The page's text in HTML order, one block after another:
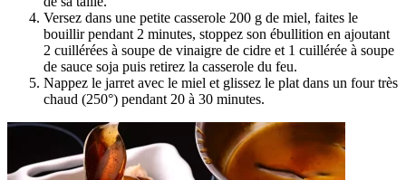
Versez dans une petite casserole 200 g de miel, faites le
bouillir pendant 2 minutes, stoppez son ébullition en ajoutant
2 cuillérées à soupe de vinaigre de cidre et 1 cuillérée à soupe
de sauce soja puis retirez la casserole du feu.
Nappez le jarret avec le miel et glissez le plat dans un four très
chaud (250°) pendant 20 à 30 minutes.